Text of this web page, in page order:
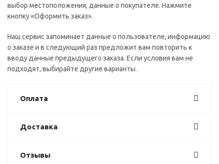
выбор местоположения, данные о покупателе. Нажмите
кнопку «Оформить заказ».
Наш сервис запоминает данные о пользователе, информацию
о заказе и в следующий раз предложит вам повторить к
вводу данные предыдущего заказа. Если условия вам не
подходят, выбирайте другие варианты.
Оплата
Доставка
Отзывы